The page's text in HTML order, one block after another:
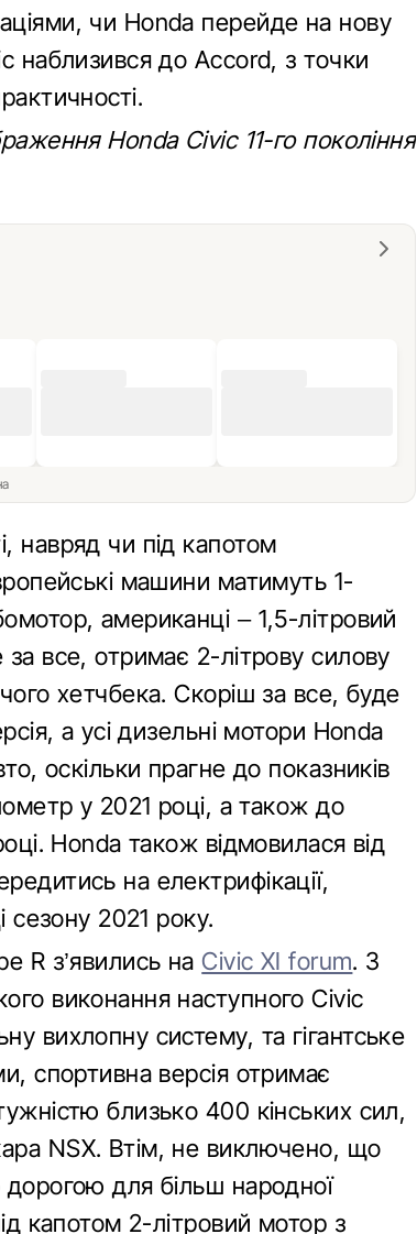
чи Honda перейде на нову
наблизився до Accord, з точки
Honda Civic 11-го покоління
навряд чи під капотом
машини матимуть 1-
американці – 1,5-літровий
все, отримає 2-літрову силову
хетчбека. Скоріш за все, буде
а усі дизельні мотори Honda
оскільки прагне до показників
у 2021 році, а також до
Honda також відмовилася від
на електрифікації,
сезону 2021 року.
R з’явились наCivic XI forum. З
виконання наступного Civic
вихлопну систему, та гігантське
спортивна версія отримає
близько 400 кінських сил,
NSX. Втім, не виключено, що
для більш народної
капотом 2-літровий мотор з